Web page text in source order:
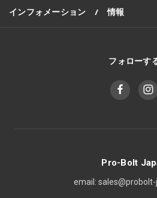
インフォメーション / 情報
フォローす
Pro-Bolt
email: